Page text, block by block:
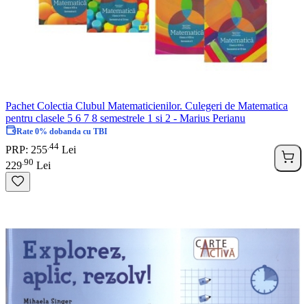
Pachet Colectia Clubul Matematicienilor. Culegeri de Matematica
pentru clasele 5 6 7 8 semestrele 1 si 2 - Marius Perianu
Rate 0% dobanda cu TBI
PRP: 255 44 Lei
229 90 Lei